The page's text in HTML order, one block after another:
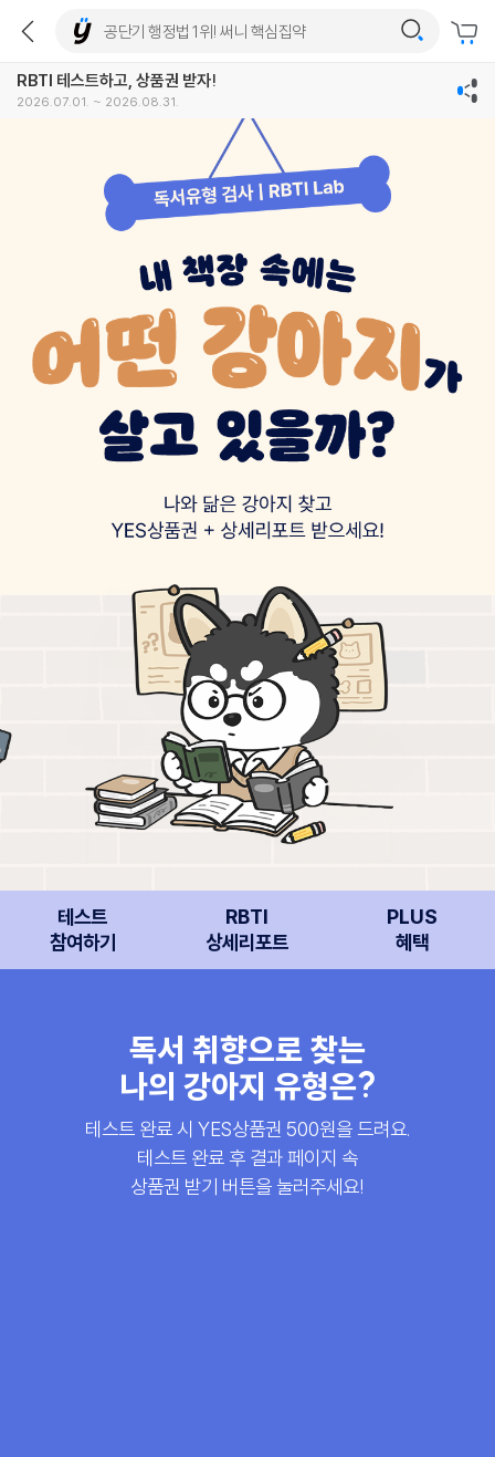
RBTI 테스트하고, 상품권 받자!
2026.07.01. ~ 2026.08.31.
테스트
참여하기
RBTI
상세리포트
PLUS
혜택
독서 취향으로 찾는
나의 강아지 유형은?
테스트 완료 시 YES상품권 500원을 드려요.
테스트 완료 후 결과 페이지 속
상품권 받기 버튼을 눌러주세요!